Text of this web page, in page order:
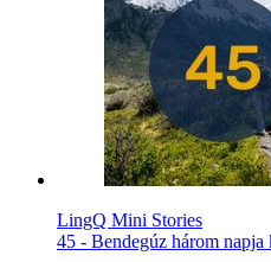
LingQ Mini Stories
45 - Bendegúz három